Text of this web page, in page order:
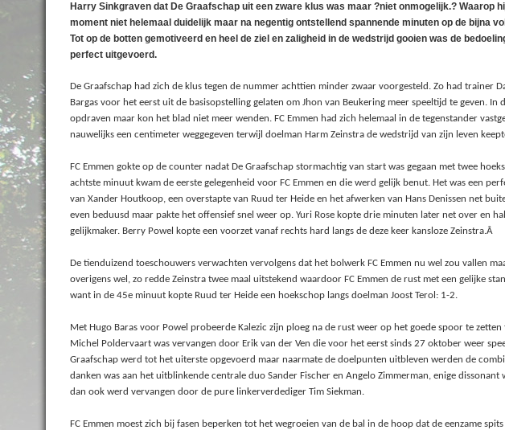
Harry Sinkgraven dat De Graafschap uit een zware klus was maar ?niet onmogelijk.? Waarop
moment niet helemaal duidelijk maar na negentig ontstellend spannende minuten op de bijna
Tot op de botten gemotiveerd en heel de ziel en zaligheid in de wedstrijd gooien was de
perfect uitgevoerd.
De Graafschap had zich de klus tegen de nummer achttien minder zwaar voorgesteld. Zo had trainer
Bargas voor het eerst uit de basisopstelling gelaten om Jhon van Beukering meer speeltijd te geven. In
opdraven maar kon het blad niet meer wenden. FC Emmen had zich helemaal in de tegenstander
nauwelijks een centimeter weggegeven terwijl doelman Harm Zeinstra de wedstrijd van zijn leven
FC Emmen gokte op de counter nadat De Graafschap stormachtig van start was gegaan met twee
achtste minuut kwam de eerste gelegenheid voor FC Emmen en die werd gelijk benut. Het was een
van Xander Houtkoop, een overstapte van Ruud ter Heide en het afwerken van Hans Denissen net
even beduusd maar pakte het offensief snel weer op. Yuri Rose kopte drie minuten later net over en
gelijkmaker. Berry Powel kopte een voorzet vanaf rechts hard langs de deze keer kansloze Zeinstra.Â
De tienduizend toeschouwers verwachten vervolgens dat het bolwerk FC Emmen nu wel zou vallen
overigens wel, zo redde Zeinstra twee maal uitstekend waardoor FC Emmen de rust met een gelijke
want in de 45e minuut kopte Ruud ter Heide een hoekschop langs doelman Joost Terol: 1-2.
Met Hugo Baras voor Powel probeerde Kalezic zijn ploeg na de rust weer op het goede spoor te zetten
Michel Poldervaart was vervangen door Erik van der Ven die voor het eerst sinds 27 oktober weer
Graafschap werd tot het uiterste opgevoerd maar naarmate de doelpunten uitbleven werden de
danken was aan het uitblinkende centrale duo Sander Fischer en Angelo Zimmerman, enige dissonant
dan ook werd vervangen door de pure linkerverdediger Tim Siekman.
FC Emmen moest zich bij fasen beperken tot het wegroeien van de bal in de hoop dat de eenzame